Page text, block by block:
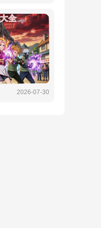
2026-07-30